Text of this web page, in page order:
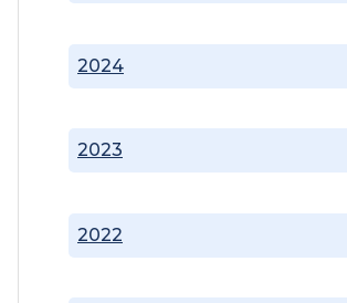
2022
2023
2024